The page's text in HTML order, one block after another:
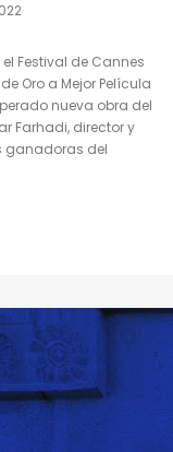
Festival de Cannes
Oro a Mejor Película
nueva obra del
Farhadi, director y
ganadoras del